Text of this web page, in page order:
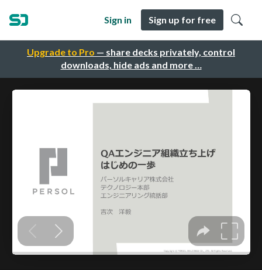
Upgrade to Pro — share decks privately, control
downloads, hide ads and more …
Sign in Sign up for free